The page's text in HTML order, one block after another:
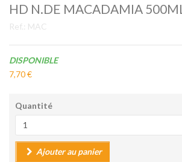
HD N.DE MACADAMIA 500ML
Ref.: MAC
Disponibilité:
DISPONIBLE
7,70 €
Quantité
Ajouter au panier